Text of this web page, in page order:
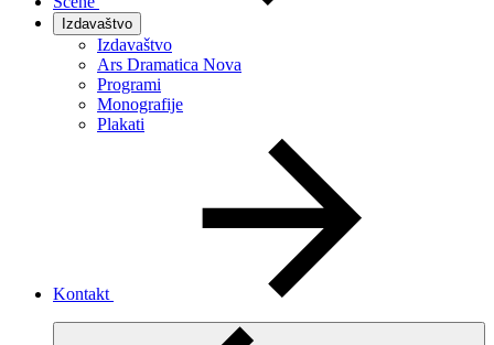
Izdavaštvo
Izdavaštvo
Ars Dramatica Nova
Programi
Monografije
Plakati
Kontakt